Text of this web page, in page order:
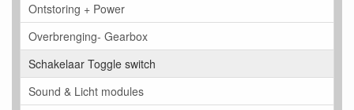
Ontstoring + Power
Overbrenging- Gearbox
Schakelaar Toggle switch
Sound & Licht modules